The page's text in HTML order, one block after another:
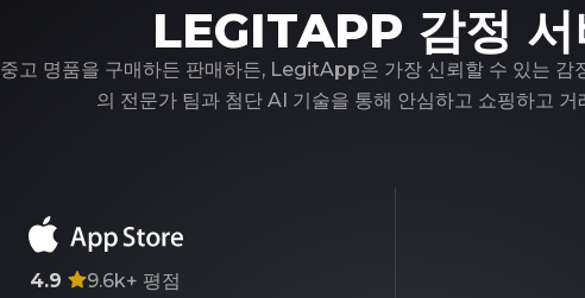
LEGITAPP 감정 서
중고 명품을 구매하든 판매하든, LegitApp은 가장 신뢰할 수 있는 감
의 전문가 팀과 첨단 AI 기술을 통해 안심하고 쇼핑하고 거
4.9 9.6k+ 평점